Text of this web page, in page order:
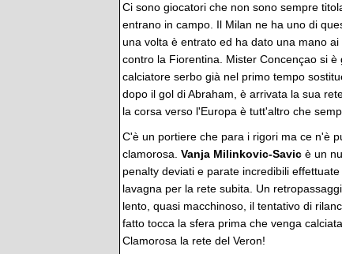
Ci sono giocatori che non sono sempre
entrano in campo. Il Milan ne ha uno di
una volta è entrato ed ha dato una mano
contro la Fiorentina. Mister Concençao si
calciatore serbo già nel primo tempo
dopo il gol di Abraham, è arrivata la sua
la corsa verso l'Europa è tutt'altro che
C'è un portiere che para i rigori ma ce n'è
clamorosa. Vanja Milinkovic-Savic è un
penalty deviati e parate incredibili
lavagna per la rete subita. Un
lento, quasi macchinoso, il tentativo di
fatto tocca la sfera prima che venga
Clamorosa la rete del Veron!